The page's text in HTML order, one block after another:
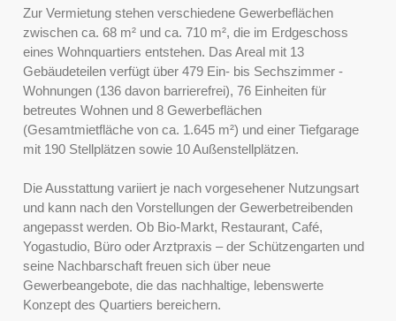
Zur Vermietung stehen verschiedene Gewerbeflächen
zwischen ca. 68 m² und ca. 710 m², die im Erdgeschoss
eines Wohnquartiers entstehen. Das Areal mit 13
Gebäudeteilen verfügt über 479 Ein- bis Sechszimmer -
Wohnungen (136 davon barrierefrei), 76 Einheiten für
betreutes Wohnen und 8 Gewerbeflächen
(Gesamtmietfläche von ca. 1.645 m²) und einer Tiefgarage
mit 190 Stellplätzen sowie 10 Außenstellplätzen.
Die Ausstattung variiert je nach vorgesehener Nutzungsart
und kann nach den Vorstellungen der Gewerbetreibenden
angepasst werden. Ob Bio-Markt, Restaurant, Café,
Yogastudio, Büro oder Arztpraxis – der Schützengarten und
seine Nachbarschaft freuen sich über neue
Gewerbeangebote, die das nachhaltige, lebenswerte
Konzept des Quartiers bereichern.